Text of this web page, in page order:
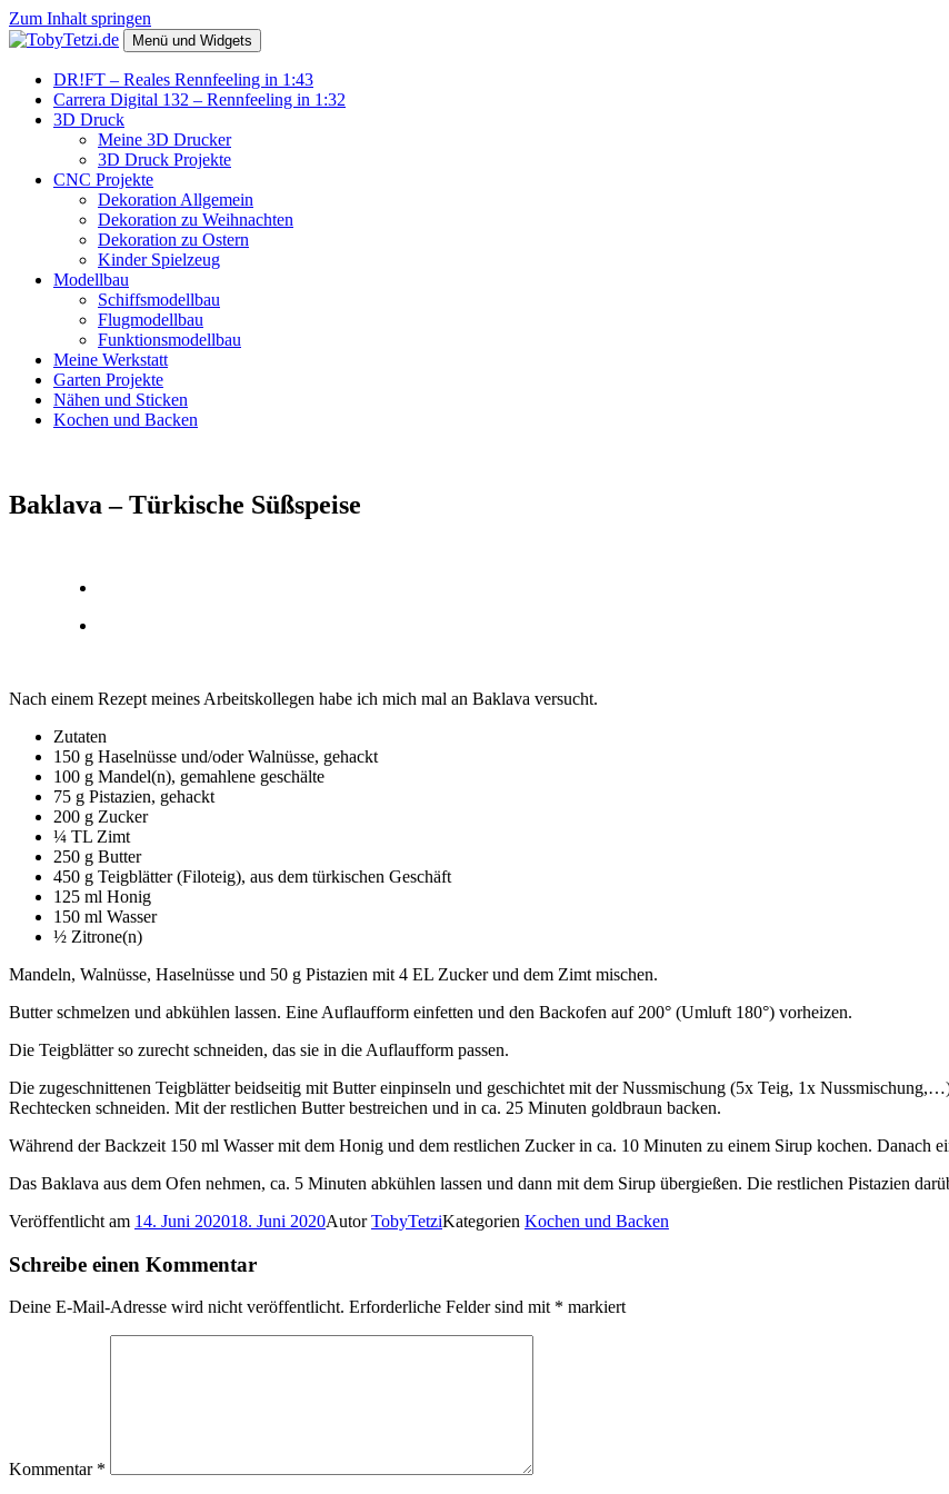
Zum Inhalt springen
TobyTetzi.de
Mein Hobby und schönes aus Holz
Menü und Widgets
DR!FT – Reales Rennfeeling in 1:43
Carrera Digital 132 – Rennfeeling in 1:32
3D Druck
Meine 3D Drucker
3D Druck Projekte
CNC Projekte
Dekoration Allgemein
Dekoration zu Weihnachten
Dekoration zu Ostern
Kinder Spielzeug
Modellbau
Schiffsmodellbau
Flugmodellbau
Funktionsmodellbau
Meine Werkstatt
Garten Projekte
Nähen und Sticken
Kochen und Backen
Baklava – Türkische Süßspeise
Nach einem Rezept meines Arbeitskollegen habe ich mich mal an Baklava versucht.
Zutaten
150 g Haselnüsse und/oder Walnüsse, gehackt
100 g Mandel(n), gemahlene geschälte
75 g Pistazien, gehackt
200 g Zucker
¼ TL Zimt
250 g Butter
450 g Teigblätter (Filoteig), aus dem türkischen Geschäft
125 ml Honig
150 ml Wasser
½ Zitrone(n)
Mandeln, Walnüsse, Haselnüsse und 50 g Pistazien mit 4 EL Zucker und dem Zimt mischen.
Butter schmelzen und abkühlen lassen. Eine Auflaufform einfetten und den Backofen auf 200° (Umluft 180°) vorheizen.
Die Teigblätter so zurecht schneiden, das sie in die Auflaufform passen.
Die zugeschnittenen Teigblätter beidseitig mit Butter einpinseln und geschichtet mit der Nussmischung (5x Teig, 1x
Rechtecken schneiden. Mit der restlichen Butter bestreichen und in ca. 25 Minuten goldbraun backen.
Während der Backzeit 150 ml Wasser mit dem Honig und dem restlichen Zucker in ca. 10 Minuten zu einem Sirup kochen. Danach
Das Baklava aus dem Ofen nehmen, ca. 5 Minuten abkühlen lassen und dann mit dem Sirup übergießen. Die restlichen Pistazien
Veröffentlicht am 14. Juni 202018. Juni 2020AutorTobyTetziKategorien Kochen und Backen
Schreibe einen Kommentar
Deine E-Mail-Adresse wird nicht veröffentlicht. Erforderliche Felder sind mit * markiert
Kommentar *